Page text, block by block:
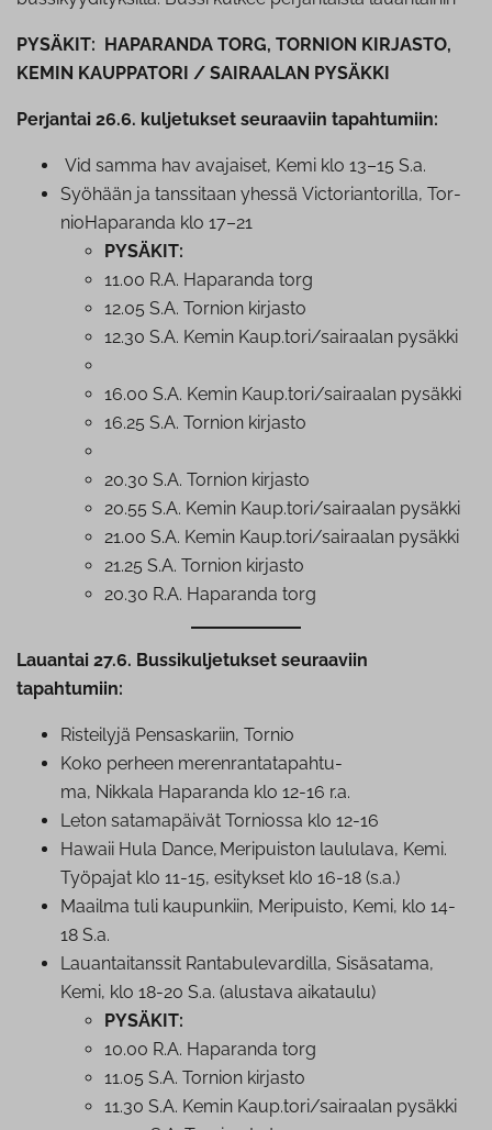
PYSÄKIT: HAPARANDA TORG, TORNION KIRJASTO,
KEMIN KAUPPATORI / SAIRAALAN PYSÄKKI
Perjantai 26.6. kuljetukset seuraaviin tapahtumiin:
Vid samma hav avajaiset, Kemi klo 13–15 S.a.
Syöhään ja tanssitaan yhessä Vic­to­rian­to­ril­la, Tor­
nio­Ha­pa­ran­da klo 17–21
PYSÄKIT:
11.00 R.A. Haparanda torg
12.05 S.A. Tornion kirjasto
12.30 S.A. Kemin Kaup.tori/sairaalan pysäkki
16.00 S.A. Kemin Kaup.tori/sairaalan pysäkki
16.25 S.A. Tornion kirjasto
20.30 S.A. Tornion kirjasto
20.55 S.A. Kemin Kaup.tori/sairaalan pysäkki
21.00 S.A. Kemin Kaup.tori/sairaalan pysäkki
21.25 S.A. Tornion kirjasto
20.30 R.A. Haparanda torg
Lauantai 27.6. Bussikuljetukset seuraaviin
tapahtumiin:
Risteilyjä Pen­sas­ka­riin, Tornio
Koko perheen me­ren­ran­ta­ta­pah­tu­
ma, Nikkala Haparanda klo 12-16 r.a.
Leton sa­ta­ma­päi­vät Torniossa klo 12-16
Hawaii Hula Dance, Meripuiston laululava, Kemi.
Työpajat klo 11-15, esitykset klo 16-18 (s.a.)
Maailma tuli kaupunkiin, Meripuisto, Kemi, klo 14-
18 S.a.
Lau­an­tai­tans­sit Ran­ta­bu­le­var­dil­la, Sisäsatama,
Kemi, klo 18-20 S.a. (alustava aikataulu)
PYSÄKIT:
10.00 R.A. Haparanda torg
11.05 S.A. Tornion kirjasto
11.30 S.A. Kemin Kaup.tori/sairaalan pysäkki